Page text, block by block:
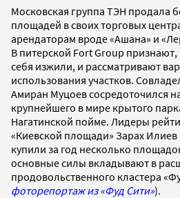
Московская группа ТЭН продала
площадей в своих торговых
арендаторам вроде «Ашана» и
В питерской Fort Group
себя изжили, и рассматривают
использования участков.
Амиран Муцоев сосредоточился
крупнейшего в мире крытого
Нагатинской пойме. Лидеры
«Киевской площади» Зарах Илиев
купили за год несколько
основные силы вкладывают в
продовольственного кластера
фоторепортаж из «Фуд Сити»).